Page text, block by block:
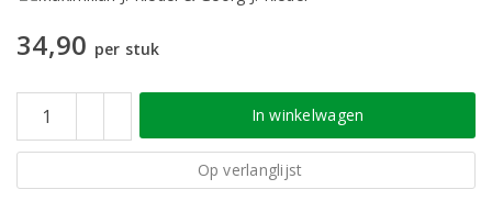
34,90 per stuk
In winkelwagen
Op verlanglijst